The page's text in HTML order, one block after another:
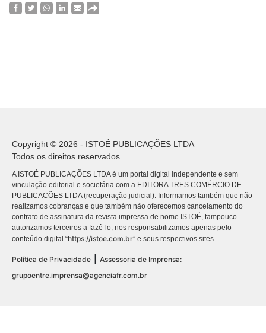
Copyright © 2026 - ISTOÉ PUBLICAÇÕES LTDA
Todos os direitos reservados.
A ISTOÉ PUBLICAÇÕES LTDA é um portal digital independente e sem
vinculação editorial e societária com a EDITORA TRES COMÉRCIO DE
PUBLICACÕES LTDA (recuperação judicial). Informamos também que não
realizamos cobranças e que também não oferecemos cancelamento do
contrato de assinatura da revista impressa de nome ISTOÉ, tampouco
autorizamos terceiros a fazê-lo, nos responsabilizamos apenas pelo
conteúdo digital “https://istoe.com.br” e seus respectivos sites.
Política de Privacidade
Assessoria de Imprensa:
grupoentre.imprensa@agenciafr.com.br